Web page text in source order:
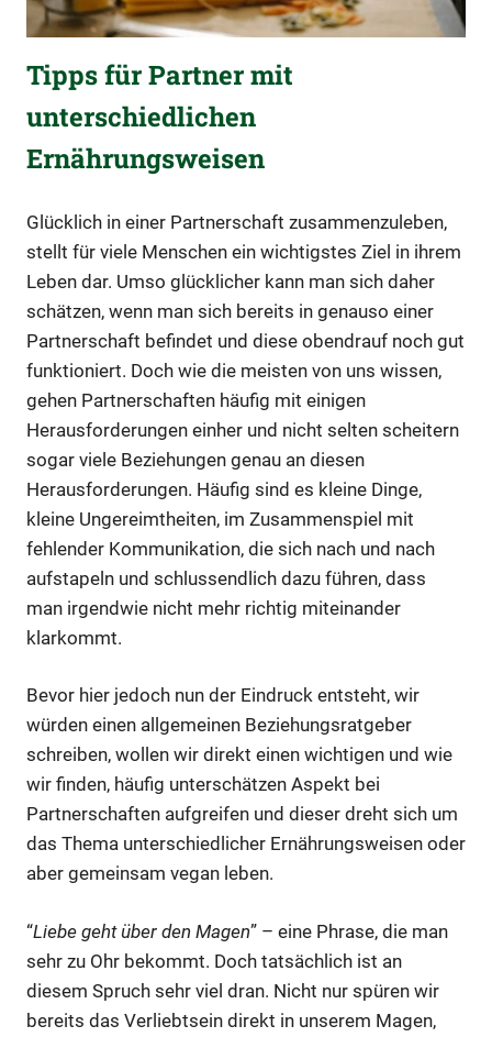
Tipps für Partner mit
unterschiedlichen
Ernährungsweisen
Glücklich in einer Partnerschaft zusammenzuleben,
stellt für viele Menschen ein wichtigstes Ziel in ihrem
Leben dar. Umso glücklicher kann man sich daher
schätzen, wenn man sich bereits in genauso einer
Partnerschaft befindet und diese obendrauf noch gut
funktioniert. Doch wie die meisten von uns wissen,
gehen Partnerschaften häufig mit einigen
Herausforderungen einher und nicht selten scheitern
sogar viele Beziehungen genau an diesen
Herausforderungen. Häufig sind es kleine Dinge,
kleine Ungereimtheiten, im Zusammenspiel mit
fehlender Kommunikation, die sich nach und nach
aufstapeln und schlussendlich dazu führen, dass
man irgendwie nicht mehr richtig miteinander
klarkommt.
Bevor hier jedoch nun der Eindruck entsteht, wir
würden einen allgemeinen Beziehungsratgeber
schreiben, wollen wir direkt einen wichtigen und wie
wir finden, häufig unterschätzen Aspekt bei
Partnerschaften aufgreifen und dieser dreht sich um
das Thema unterschiedlicher Ernährungsweisen oder
aber gemeinsam vegan leben.
“Liebe geht über den Magen” – eine Phrase, die man
sehr zu Ohr bekommt. Doch tatsächlich ist an
diesem Spruch sehr viel dran. Nicht nur spüren wir
bereits das Verliebtsein direkt in unserem Magen,